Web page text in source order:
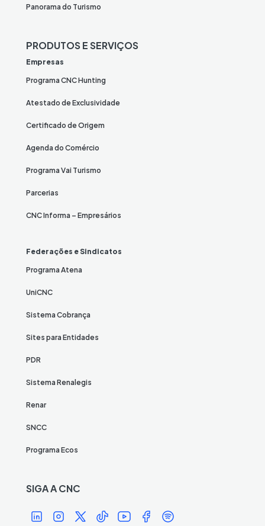
Panorama do Turismo
PRODUTOS E SERVIÇOS
Empresas
Programa CNC Hunting
Atestado de Exclusividade
Certificado de Origem
Agenda do Comércio
Programa Vai Turismo
Parcerias
CNC Informa – Empresários
Federações e Sindicatos
Programa Atena
UniCNC
Sistema Cobrança
Sites para Entidades
PDR
Sistema Renalegis
Renar
SNCC
Programa Ecos
SIGA A CNC
Í Í Í Í Í Í Í